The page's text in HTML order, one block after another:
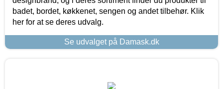
badet, bordet, køkkenet, sengen og andet tilbehør. Klik
her for at se deres udvalg.
Se udvalget på Damask.dk